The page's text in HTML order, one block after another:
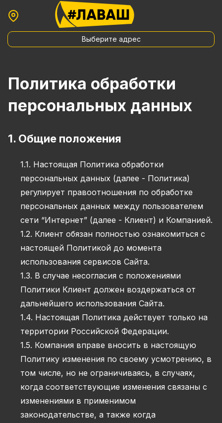
Выберите адрес
Политика обработки
персональных данных
1. Общие положения
1.1. Настоящая Политика обработки
персональных данных (далее - Политика)
регулирует правоотношения по обработке
персональных данных между пользователем
сети “Интернет” (далее - Клиент) и Компанией.
1.2. Клиент обязан полностью ознакомиться с
настоящей Политикой до момента
использования сервисов Сайта.
1.3. В случае несогласия с положениями
Политики Клиент должен воздержаться от
дальнейшего использования Сайта.
1.4. Настоящая Политика действует только на
территории Российской Федерации.
1.5. Компания вправе вносить в настоящую
Политику изменения по своему усмотрению, в
том числе, но не ограничиваясь, в случаях,
когда соответствующие изменения связаны с
изменениями в применимом
законодательстве, а также когда